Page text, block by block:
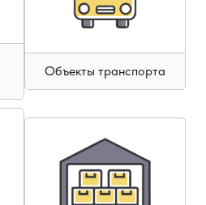
Объекты транспорта